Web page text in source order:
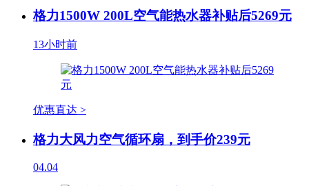
格力1500W 200L空气能热水器补贴后5269元
13小时前
优惠直达 >
格力大风力空气循环扇，到手价239元
04.04